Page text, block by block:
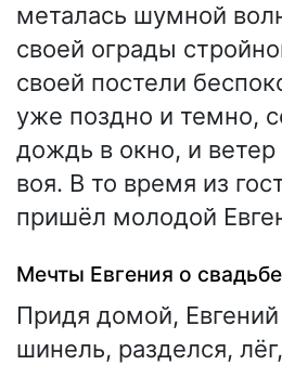
металась шумной
своей ограды
своей постели
уже поздно и темно,
дождь в окно, и ветер
воя. В то время из
пришёл молодой
Мечты Евгения о
Придя домой, Евгений
шинель, разделся,